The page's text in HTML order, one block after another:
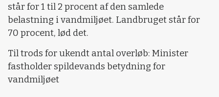
står for 1 til 2 procent af den samlede
belastning i vandmiljøet. Landbruget står for
70 procent, lød det.
Til trods for ukendt antal overløb: Minister
fastholder spildevands betydning for
vandmiljøet